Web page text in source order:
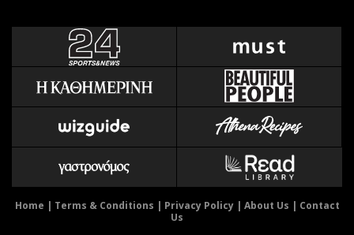
Home | Terms & Conditions | Privacy Policy| About Us | Contact
Us